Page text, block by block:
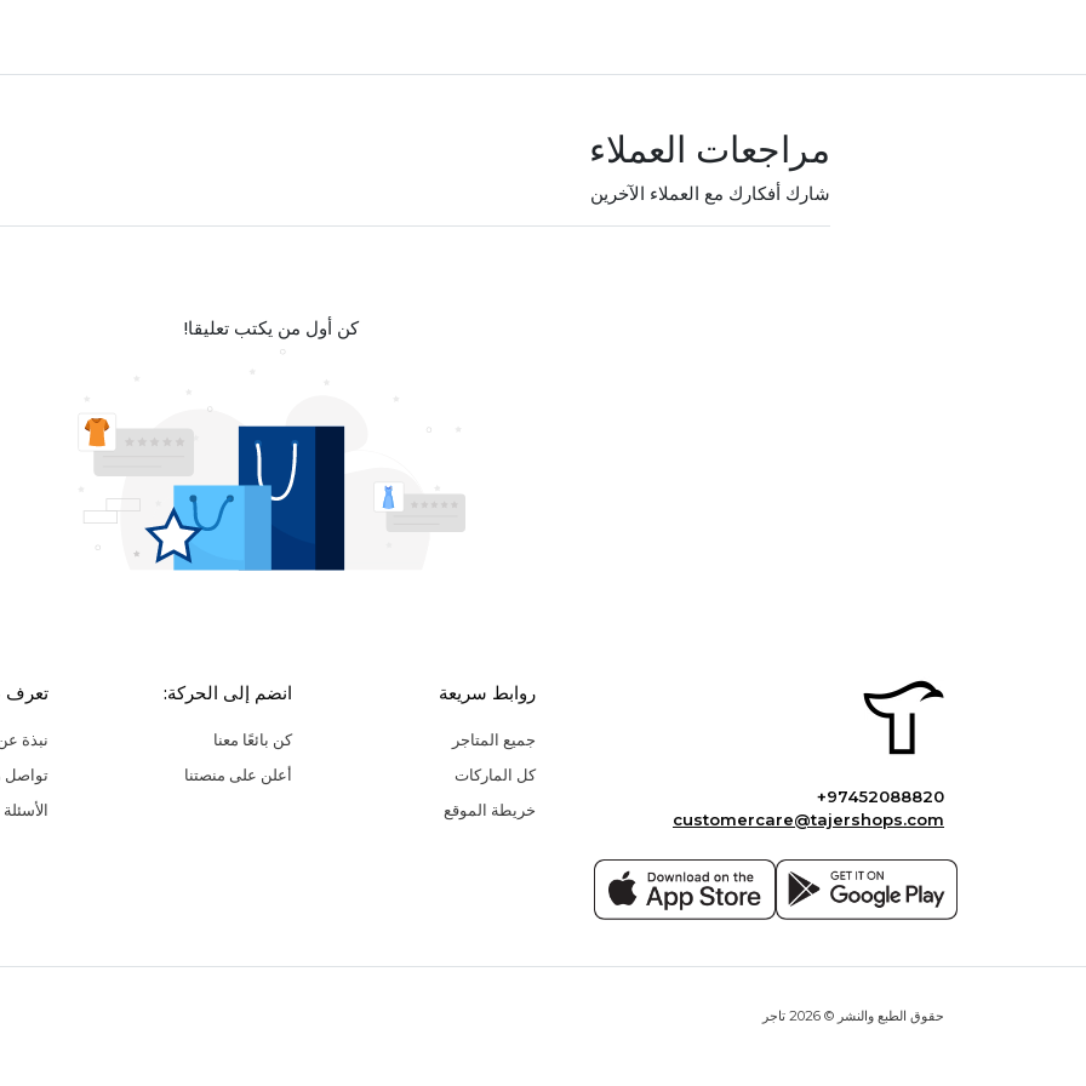
مراجعات العملاء
شارك أفكارك مع العملاء الآخرين
كن أول من يكتب تعليقا!
+97452088820
customercare@tajershops.com
روابط سريعة
جميع المتاجر
كل الماركات
خريطة الموقع
انضم إلى الحركة:
كن بائعًا معنا
أعلن على منصتنا
تعرف
نبذة
تواصل
حقوق الطبع والنشر © 2026 تاجر